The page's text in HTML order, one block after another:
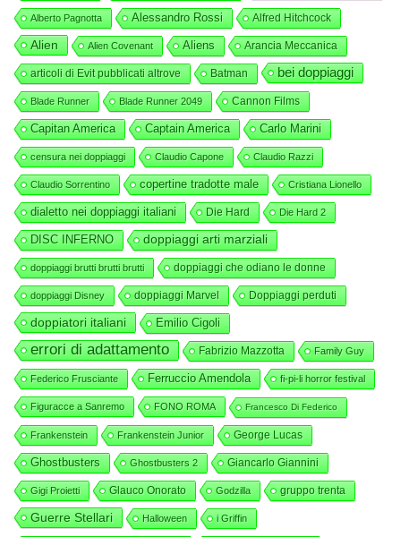
Alberto Pagnotta Alessandro Rossi Alfred Hitchcock
Alien Alien Covenant Aliens Arancia Meccanica
articoli di Evit pubblicati altrove Batman bei doppiaggi
Blade Runner Blade Runner 2049 Cannon Films
Capitan America Captain America Carlo Marini
censura nei doppiaggi Claudio Capone Claudio Razzi
Claudio Sorrentino copertine tradotte male Cristiana Lionello
dialetto nei doppiaggi italiani Die Hard Die Hard 2
DISC INFERNO doppiaggi arti marziali
doppiaggi brutti brutti brutti doppiaggi che odiano le donne
doppiaggi Disney doppiaggi Marvel Doppiaggi perduti
doppiatori italiani Emilio Cigoli
errori di adattamento Fabrizio Mazzotta Family Guy
Federico Frusciante Ferruccio Amendola fi-pi-li horror festival
Figuracce a Sanremo FONO ROMA Francesco Di Federico
Frankenstein Frankenstein Junior George Lucas
Ghostbusters Ghostbusters 2 Giancarlo Giannini
Gigi Proietti Glauco Onorato Godzilla gruppo trenta
Guerre Stellari Halloween i Griffin